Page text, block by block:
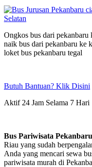
Ongkos bus dari pekanbaru
naik bus dari pekanbaru ke
loket bus pekanbaru tegal
Butuh Bantuan? Klik Disini
Aktif 24 Jam Selama 7 Hari
Bus Pariwisata
Riau yang sudah
Anda yang mencari sewa
pariwisata murah di